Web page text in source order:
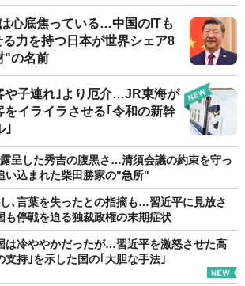
心底焦っている…中国のITも
る力を持つ日本が世界シェア8
"の名前
や子連れ｣より厄介…JR東海が
をイライラさせる｢令和の新幹
｣
露呈した秀吉の腹黒さ…清須会議の約束を守っ
い込まれた柴田勝家の"急所"
､言葉を失ったとの指摘も…習近平に見放さ
も停戦を迫る独裁政権の末期症状
は冷ややかだったが…習近平を激怒させた高
支持｣を示した国の｢大胆な手法｣